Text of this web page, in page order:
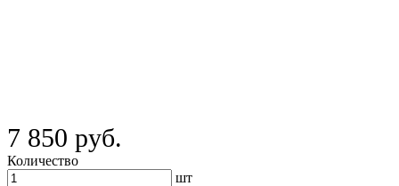
7 850 руб.
Количество
шт